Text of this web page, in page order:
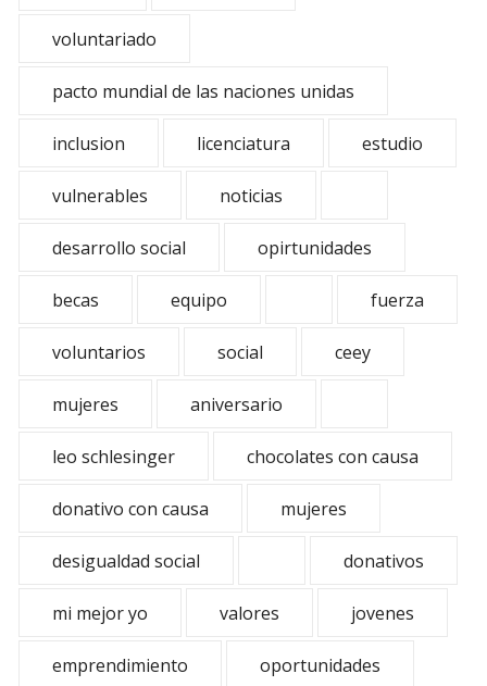
voluntariado
pacto mundial de las naciones unidas
inclusion licenciatura estudio
vulnerables noticias
desarrollo social opirtunidades
becas equipo fuerza
voluntarios social ceey
mujeres aniversario
leo schlesinger chocolates con causa
donativo con causa mujeres
desigualdad social donativos
mi mejor yo valores jovenes
emprendimiento oportunidades